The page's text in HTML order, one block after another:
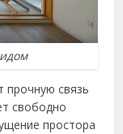
связь
свободно
простора